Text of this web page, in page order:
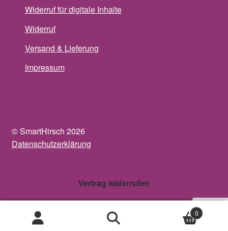
Widerruf für digitale Inhalte
Widerruf
Versand & Lieferung
Impressum
© SmartHirsch 2026
Datenschutzerklärung
Vertrag widerrufen
0